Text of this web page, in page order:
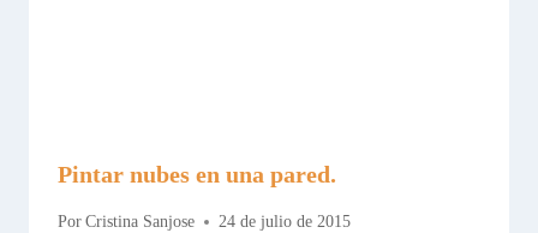
Pintar nubes en una pared.
Por Cristina Sanjose 24 de julio de 2015